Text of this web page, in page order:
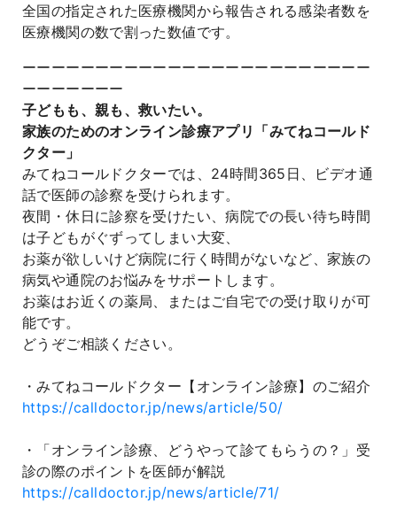
全国の指定された医療機関から報告される感染者数を
医療機関の数で割った数値です。
ーーーーーーーーーーーーーーーーーーーーーーーー
ーーーーーーー
子どもも、親も、救いたい。
家族のためのオンライン診療アプリ「みてねコールド
クター」
みてねコールドクターでは、24時間365日、ビデオ通
話で医師の診察を受けられます。
夜間・休日に診察を受けたい、病院での長い待ち時間
は子どもがぐずってしまい大変、
お薬が欲しいけど病院に行く時間がないなど、家族の
病気や通院のお悩みをサポートします。
お薬はお近くの薬局、またはご自宅での受け取りが可
能です。
どうぞご相談ください。
・みてねコールドクター【オンライン診療】のご紹介
https://calldoctor.jp/news/article/50/
・「オンライン診療、どうやって診てもらうの？」受
診の際のポイントを医師が解説
https://calldoctor.jp/news/article/71/